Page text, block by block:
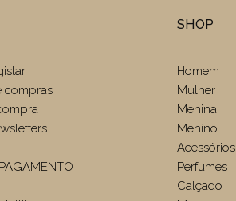
compras
SHOP
Homem
Mulher
Menina
Menino
Acessórios
Perfumes
Calçado